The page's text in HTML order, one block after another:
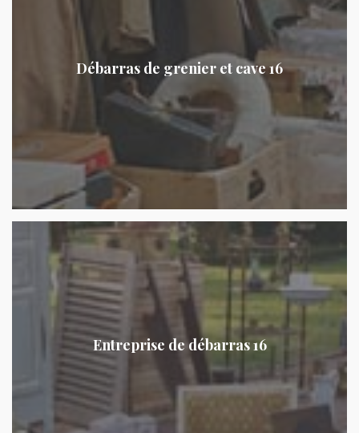
Débarras de grenier et cave 16
Entreprise de débarras 16